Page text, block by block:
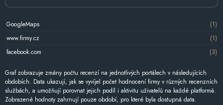
GoogleMaps
(1)
www.firmy.cz
(1)
facebook.com
(3)
Graf zobrazuje změny počtu recenzí na jednotlivých portálech v následujících
obdobích. Data ukazují, jak se vyvíjel počet hodnocení firmy v různých recenzních
službách, a umožňují porovnat jejich podíl i aktivitu uživatelů na každé platformě.
Zobrazené hodnoty zahrnují pouze období, pro které byla dostupná data.